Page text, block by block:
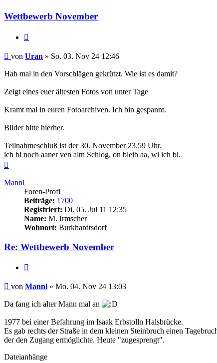
Wettbewerb November
Beitrag
von Uran » So. 03. Nov 24 12:46
Hab mal in den Vorschlägen gekrützt. Wie ist es damit?
Zeigt eines euer ältesten Fotos von unter Tage
Kramt mal in euren Fotoarchiven. Ich bin gespannt.
Bilder bitte hierher.
Teilnahmeschluß ist der 30. November 23.59 Uhr.
ich bi noch aaner ven altn Schlog, on bleib aa, wi ich bi.
Mannl
Foren-Profi
Beiträge: 1700
Registriert: Di. 05. Jul 11 12:35
Name: M. Irmscher
Wohnort: Burkhardtsdorf
Re: Wettbewerb November
Beitrag
von Mannl » Mo. 04. Nov 24 13:03
Da fang ich alter Mann mal an
1977 bei einer Befahrung im Isaak Erbstolln Halsbrücke.
Es gab rechts der Straße in dem kleinen Steinbruch einen
der den Zugang ermöglichte. Heute "zugesprengt".
Dateianhänge